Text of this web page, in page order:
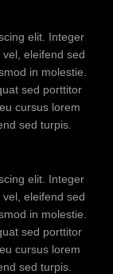
elit. Integer
eleifend sed
in molestie.
sed porttitor
cursus lorem
sed turpis.
elit. Integer
eleifend sed
in molestie.
sed porttitor
cursus lorem
sed turpis.